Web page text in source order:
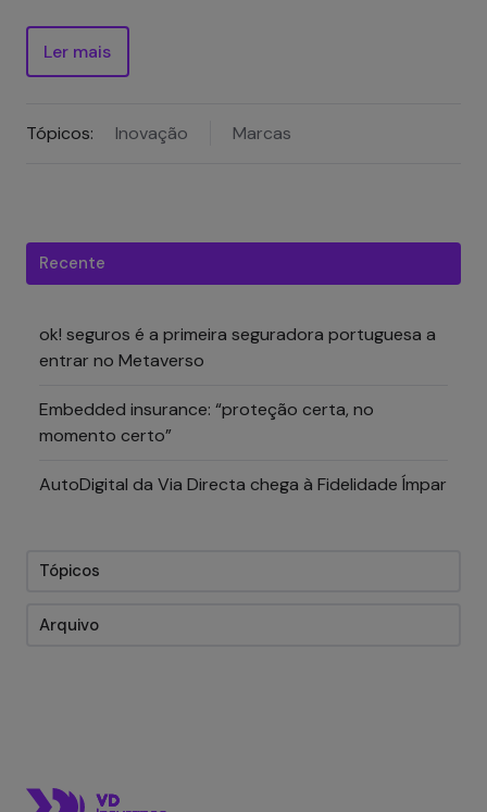
Ler mais
Tópicos: Inovação Marcas
Recente
ok! seguros é a primeira seguradora portuguesa a
entrar no Metaverso
Embedded insurance: “proteção certa, no
momento certo”
AutoDigital da Via Directa chega à Fidelidade Ímpar
Tópicos
Arquivo